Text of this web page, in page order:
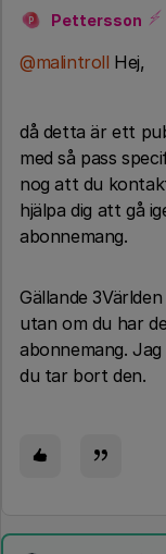
P Pettersson
@malintroll Hej,
då detta är ett
med så pass
nog att du
hjälpa dig att gå
abonnemang.
Gällande
utan om du har
abonnemang.
du tar bort den.